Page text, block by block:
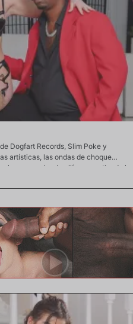
Dogfart Records, Slim Poke y
artísticas, las ondas de choque
una empleada allí, pero entiende la
comenzar su propia empresa. Tuvo
Era imperativo que se hiciera
encantaba probar ese dulce coño
chica juntos. ¿Por qué no ella? Y por
de todo, las mujeres están
de erecciones a la vez. Chocolate
se dieron cuenta de que esta
de carne bulbosos al estilo rapero
con avidez. Una tras otra, cada
de distancia y su
del bistec de tubo a punto de
lectores salivando. Escucha y